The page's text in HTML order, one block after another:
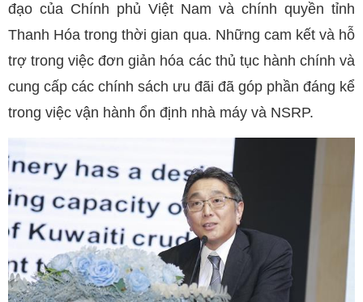
đạo của Chính phủ Việt Nam và chính quyền tỉnh
Thanh Hóa trong thời gian qua. Những cam kết và hỗ
trợ trong việc đơn giản hóa các thủ tục hành chính và
cung cấp các chính sách ưu đãi đã góp phần đáng kể
trong việc vận hành ổn định nhà máy và NSRP.